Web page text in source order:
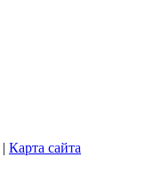
| Карта сайта